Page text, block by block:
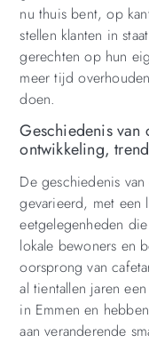
nu thuis bent, op
stellen klanten in
gerechten op hun
meer tijd
doen.
Geschiedenis van
ontwikkeling,
De geschiedenis
gevarieerd, met een
eetgelegenheden
lokale bewoners en
oorsprong van
al tientallen jaren
in Emmen en
aan veranderende